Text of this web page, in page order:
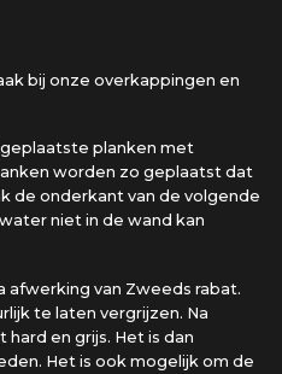
bij onze overkappingen en
planken met
worden zo geplaatst dat
de onderkant van de volgende
niet in de wand kan
afwerking van Zweeds rabat.
te laten vergrijzen. Na
en grijs. Het is dan
Het is ook mogelijk om de